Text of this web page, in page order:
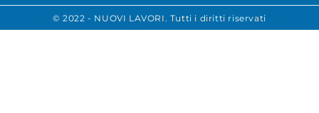
© 2022 - NUOVI LAVORI. Tutti i diritti riservati